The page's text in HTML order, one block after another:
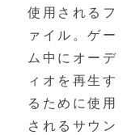
使用されるフ
ァイル。ゲー
ム中にオーデ
ィオを再生す
るために使用
されるサウン